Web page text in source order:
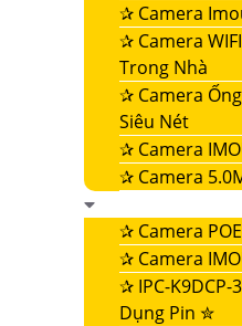
✰ Camera
✰ Camera
Trong Nhà
✰ Camera
Siêu Nét
✰ Camera
✰ Camera
✰ Camera
✰ Camera
✰ IPC-
Dụng Pin ✮